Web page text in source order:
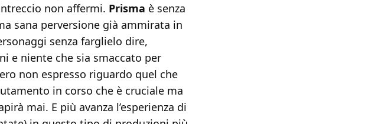
non affermi. Prisma è senza
sana perversione già ammirata in
senza farglielo dire,
e niente che sia smaccato per
non espresso riguardo quel che
in corso che è cruciale ma
mai. E più avanza l’esperienza di